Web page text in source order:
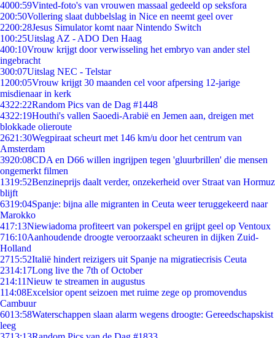
4000:59Vinted-foto's van vrouwen massaal gedeeld op seksfora
200:50Vollering slaat dubbelslag in Nice en neemt geel over
2200:28Jesus Simulator komt naar Nintendo Switch
100:25Uitslag AZ - ADO Den Haag
400:10Vrouw krijgt door verwisseling het embryo van ander stel
ingebracht
300:07Uitslag NEC - Telstar
1200:05Vrouw krijgt 30 maanden cel voor afpersing 12-jarige
misdienaar in kerk
4322:22Random Pics van de Dag #1448
4322:19Houthi's vallen Saoedi-Arabië en Jemen aan, dreigen met
blokkade olieroute
2621:30Wegpiraat scheurt met 146 km/u door het centrum van
Amsterdam
3920:08CDA en D66 willen ingrijpen tegen 'gluurbrillen' die mensen
ongemerkt filmen
1319:52Benzineprijs daalt verder, onzekerheid over Straat van Hormuz
blijft
6319:04Spanje: bijna alle migranten in Ceuta weer teruggekeerd naar
Marokko
417:13Niewiadoma profiteert van pokerspel en grijpt geel op Ventoux
716:10Aanhoudende droogte veroorzaakt scheuren in dijken Zuid-
Holland
2715:52Italië hindert reizigers uit Spanje na migratiecrisis Ceuta
2314:17Long live the 7th of October
214:11Nieuw te streamen in augustus
114:08Excelsior opent seizoen met ruime zege op promovendus
Cambuur
6013:58Waterschappen slaan alarm wegens droogte: Gereedschapskist
leeg